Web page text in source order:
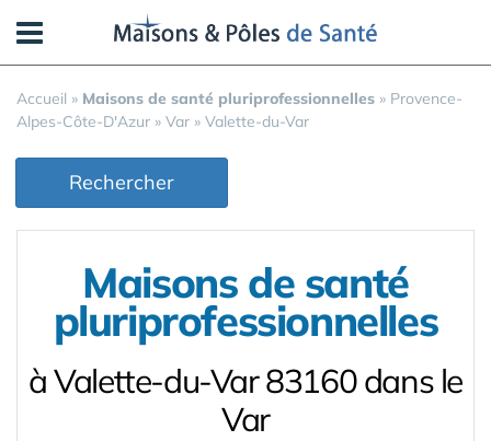
Accueil » Maisons de santé pluriprofessionnelles » Provence-
Alpes-Côte-D'Azur » Var » Valette-du-Var
Rechercher
Maisons de santé
pluriprofessionnelles
à Valette-du-Var 83160 dans le
Var
Panneau de gestion des cookies